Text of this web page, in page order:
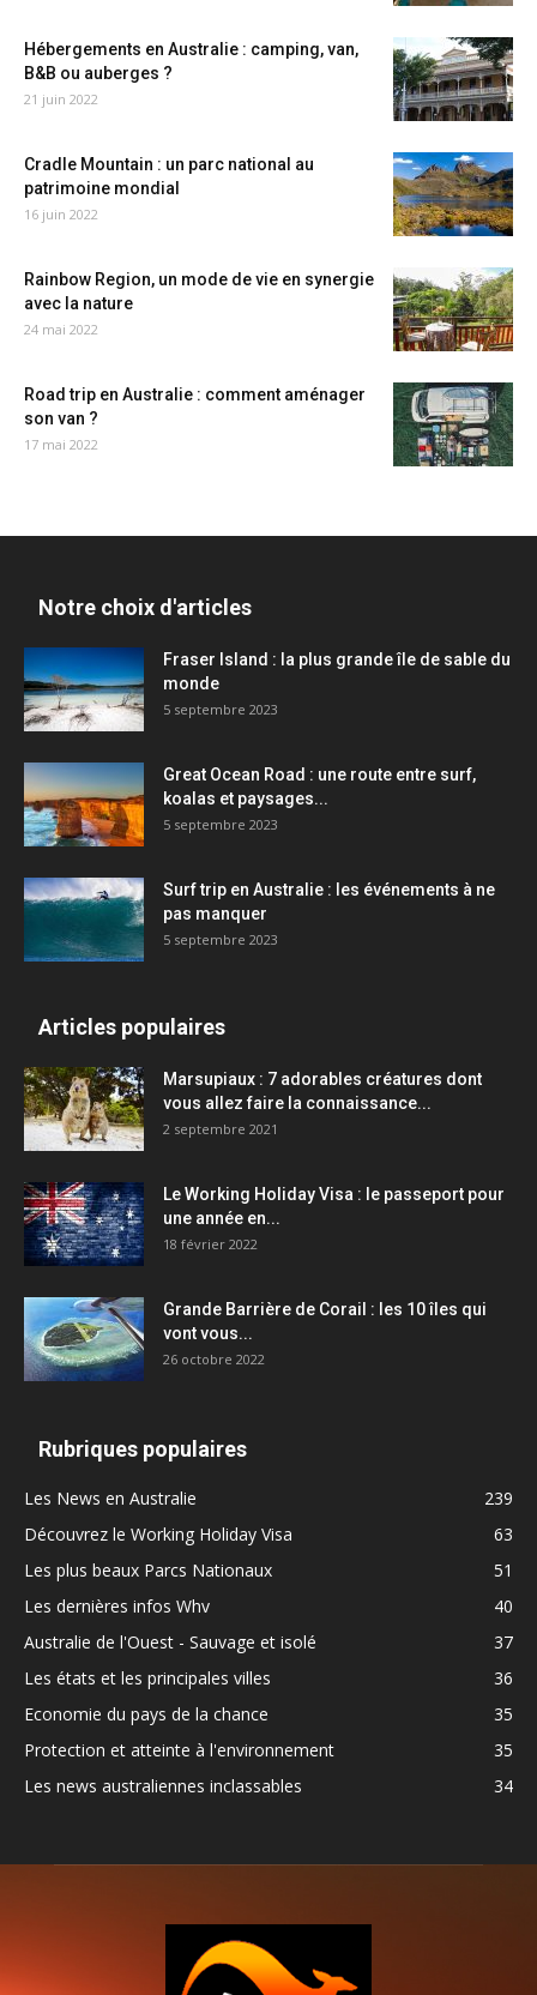
Hébergements en Australie : camping, van,
B&B ou auberges ?
21 juin 2022
Cradle Mountain : un parc national au
patrimoine mondial
16 juin 2022
Rainbow Region, un mode de vie en synergie
avec la nature
24 mai 2022
Road trip en Australie : comment aménager
son van ?
17 mai 2022
Notre choix d'articles
Fraser Island : la plus grande île de sable du
monde
5 septembre 2023
Great Ocean Road : une route entre surf,
koalas et paysages...
5 septembre 2023
Surf trip en Australie : les événements à ne
pas manquer
5 septembre 2023
Articles populaires
Marsupiaux : 7 adorables créatures dont
vous allez faire la connaissance...
2 septembre 2021
Le Working Holiday Visa : le passeport pour
une année en...
18 février 2022
Grande Barrière de Corail : les 10 îles qui
vont vous...
26 octobre 2022
Rubriques populaires
Les News en Australie
239
Découvrez le Working Holiday Visa
63
Les plus beaux Parcs Nationaux
51
Les dernières infos Whv
40
Australie de l'Ouest - Sauvage et isolé
37
Les états et les principales villes
36
Economie du pays de la chance
35
Protection et atteinte à l'environnement
35
Les news australiennes inclassables
34